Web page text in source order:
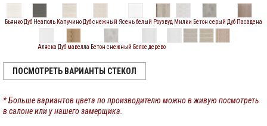
БьянкоДуб Неаполь КапучиноДуб снежный Ясень белый Роузвуд Милки Бетон серый Дуб Пасадена
Аляска Дуб мавелла Бетон снежный Белое дерево
ПОСМОТРЕТЬ ВАРИАНТЫ СТЕКОЛ
* Больше вариантов цвета по производителю можно в живую посмотреть
в салоне или у нашего замерщика.